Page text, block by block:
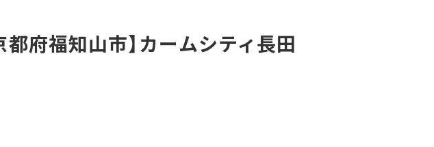
都府福知山市】カームシティ長田